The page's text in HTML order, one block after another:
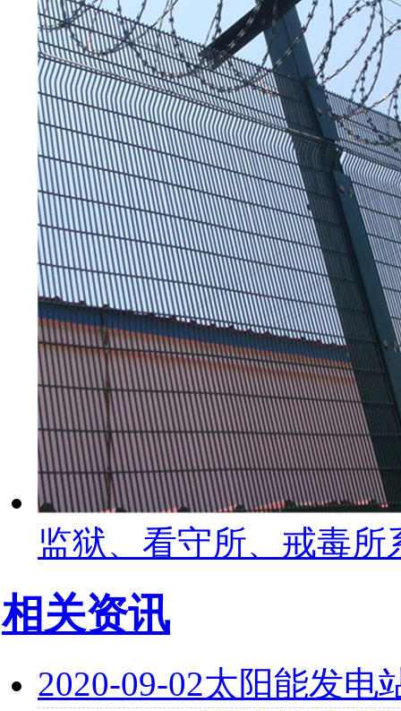
监狱、看守所、戒毒所
相关资讯
2020-09-02太阳能发电